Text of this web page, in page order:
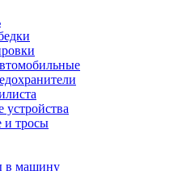
устройства
и тросы
в машину